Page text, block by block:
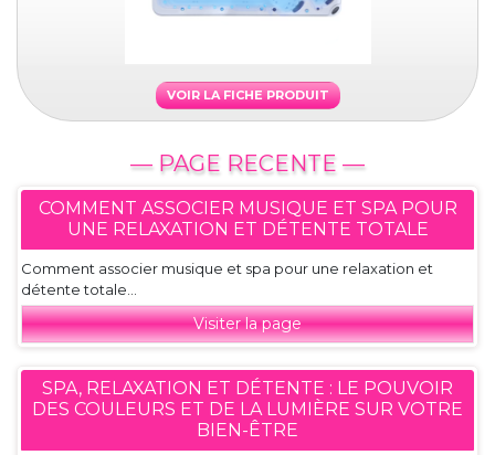
VOIR LA FICHE PRODUIT
— PAGE RECENTE —
COMMENT ASSOCIER MUSIQUE ET SPA POUR
UNE RELAXATION ET DÉTENTE TOTALE
Comment associer musique et spa pour une relaxation et
détente totale...
Visiter la page
SPA, RELAXATION ET DÉTENTE : LE POUVOIR
DES COULEURS ET DE LA LUMIÈRE SUR VOTRE
BIEN-ÊTRE